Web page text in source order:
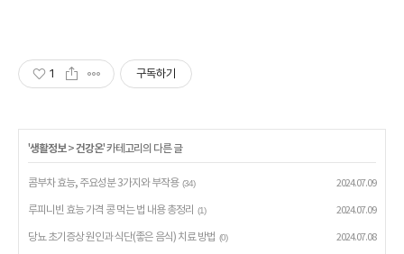
1 구독하기
'생활정보 >건강온' 카테고리의 다른 글
콤부차 효능, 주요성분 3가지와 부작용 (34) 2024.07.09
루피니빈 효능 가격 콩 먹는 법 내용 총정리 (1) 2024.07.09
당뇨 초기증상 원인과 식단(좋은 음식) 치료 방법 (0) 2024.07.08